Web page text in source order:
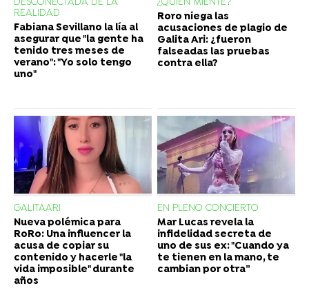
DESCONECTADA DE LA
REALIDAD
Fabiana Sevillano la lía al
asegurar que "la gente ha
tenido tres meses de
verano": "Yo solo tengo
uno"
¿QUIÉN MIENTE?
Roro niega las
acusaciones de plagio de
Galita Ari: ¿fueron
falseadas las pruebas
contra ella?
GALITAARI
Nueva polémica para
RoRo: Una influencer la
acusa de copiar su
contenido y hacerle "la
vida imposible" durante
años
EN PLENO CONCIERTO
Mar Lucas revela la
infidelidad secreta de
uno de sus ex: "Cuando ya
te tienen en la mano, te
cambian por otra”